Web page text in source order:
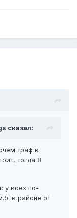
сказал:
траф в
тогда 8
у всех по-
в районе от